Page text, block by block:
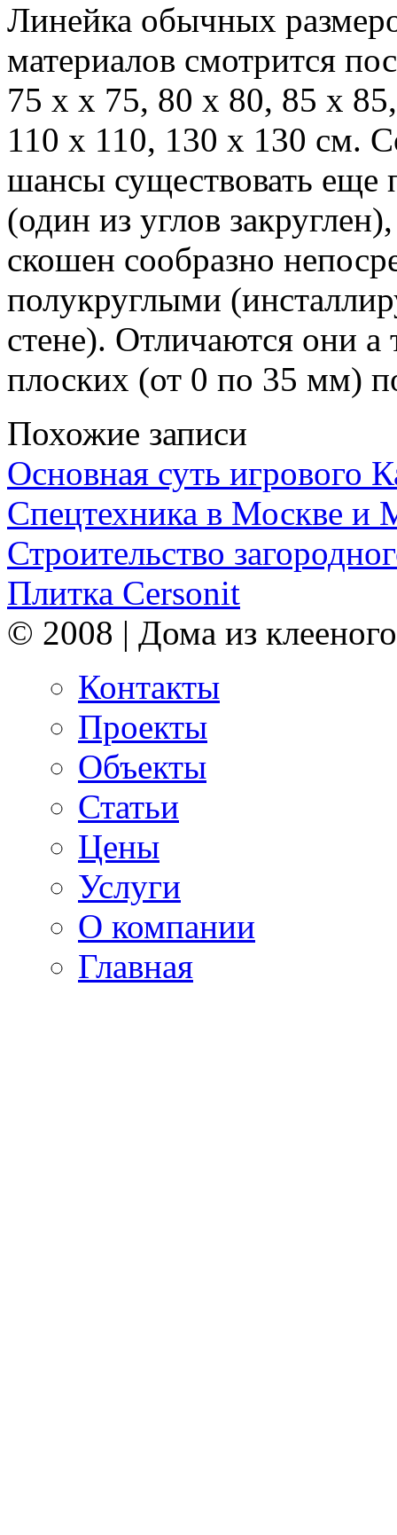
Линейка обычных
материалов смотрится
75 x x 75, 80 x 80, 85 x
110 x 110, 130 x 130 см.
шансы существовать
(один из углов
скошен сообразно
полукруглыми
стене). Отличаются они а
плоских (от 0 по 35 мм)
Похожие записи
Основная суть игрового
Спецтехника в Москве и
Строительство
Плитка Cersonit
© 2008 | Дома из
Контакты
Проекты
Объекты
Статьи
Цены
Услуги
О компании
Главная